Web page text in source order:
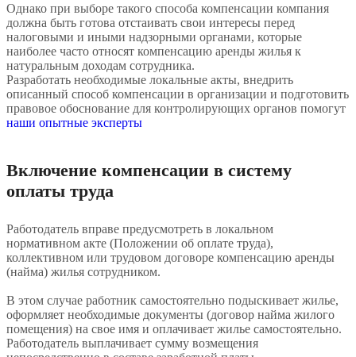
Однако при выборе такого способа компенсации компания
должна быть готова отстаивать свои интересы перед
налоговыми и иными надзорными органами, которые
наиболее часто относят компенсацию аренды жилья к
натуральным доходам сотрудника.
Разработать необходимые локальные акты, внедрить
описанный способ компенсации в организации и подготовить
правовое обоснование для контролирующих органов помогут
наши опытные эксперты
Включение компенсации в систему
оплаты труда
Работодатель вправе предусмотреть в локальном
нормативном акте (Положении об оплате труда),
коллективном или трудовом договоре компенсацию аренды
(найма) жилья сотрудником.
В этом случае работник самостоятельно подыскивает жилье,
оформляет необходимые документы (договор найма жилого
помещения) на свое имя и оплачивает жилье самостоятельно.
Работодатель выплачивает сумму возмещения